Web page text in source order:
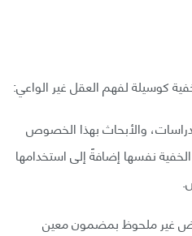
كوسيلة لفهم العقل غير الواعي:
والأبحاث بهذا الخصوص
نفسها إضافةً إلى استخدامها
غير ملحوظ بمضمون معين